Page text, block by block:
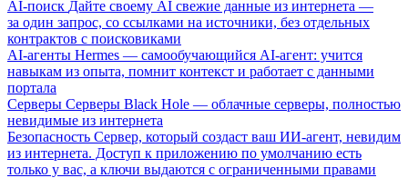
AI-поиск Дайте своему AI свежие данные из интернета —
за один запрос, со ссылками на источники, без отдельных
контрактов с поисковиками
AI-агенты Hermes — самообучающийся AI-агент: учится
навыкам из опыта, помнит контекст и работает с данными
портала
Серверы Серверы Black Hole — облачные серверы, полностью
невидимые из интернета
Безопасность Сервер, который создаст ваш ИИ-агент, невидим
из интернета. Доступ к приложению по умолчанию есть
только у вас, а ключи выдаются с ограниченными правами